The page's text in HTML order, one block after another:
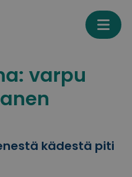
varpu
kädestä piti